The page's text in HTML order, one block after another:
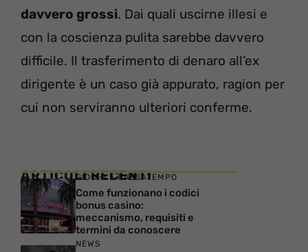
davvero grossi. Dai quali uscirne illesi e
con la coscienza pulita sarebbe davvero
difficile. Il trasferimento di denaro all’ex
dirigente è un caso già appurato, ragion per
cui non serviranno ulteriori conferme.
ARTICOLI RECENTI
GIOCHI E PASSATEMPO
Come funzionano i codici
bonus casino:
meccanismo, requisiti e
termini da conoscere
NEWS